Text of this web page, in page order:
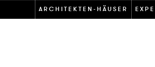
ARCHITEKTEN-HÄUSER